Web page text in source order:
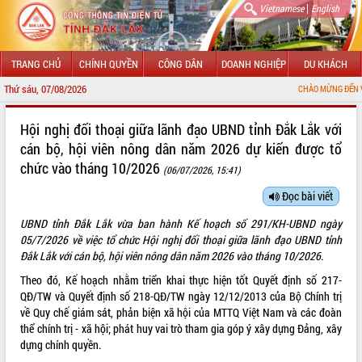
Vietnamese| English
TRANG CHỦ CHÍNH QUYỀN CÔNG DÂN DOANH NGHIỆP DU KHÁCH
Thứ sáu, 07/08/2026 CHÀO MỪNG ĐẾN VỚI
LÃNH ĐẠO UBND TỈNH
SỞ, BAN, NGÀNH
UBND CÁC XÃ, PHƯỜNG
THÔNG TIN CHỈ ĐẠO ĐIỀU HÀNH
HỆ THỐNG VĂN BẢN
VĂN BẢN HĐND TỈNH
Hội nghị đối thoại giữa lãnh đạo UBND tỉnh Đắk Lắk với
cán bộ, hội viên nông dân năm 2026 dự kiến được tổ
chức vào tháng 10/2026 (06/07/2026, 15:41)
Đọc bài viết
UBND tỉnh Đắk Lắk vừa ban hành Kế hoạch số 291/KH-UBND ngày
05/7/2026 về việc tổ chức Hội nghị đối thoại giữa lãnh đạo UBND tỉnh
Đắk Lắk với cán bộ, hội viên nông dân năm 2026 vào tháng 10/2026.
Theo đó, Kế hoạch nhằm triển khai thực hiện tốt Quyết định số 217-
QĐ/TW và Quyết định số 218-QĐ/TW ngày 12/12/2013 của Bộ Chính trị
về Quy chế giám sát, phản biện xã hội của MTTQ Việt Nam và các đoàn
thể chính trị - xã hội; phát huy vai trò tham gia góp ý xây dựng Đảng, xây
dựng chính quyền.